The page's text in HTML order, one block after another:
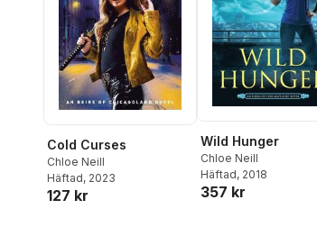
Cold Curses
Chloe Neill
Häftad, 2023
127 kr
Wild Hunger
Chloe Neill
Häftad, 2018
357 kr